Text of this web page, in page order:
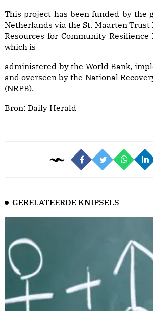
This project has been funded by the
Netherlands via the St. Maarten
Resources for Community Resilience
which is
administered by the World Bank,
and overseen by the National
(NRPB).
Bron: Daily Herald
GERELATEERDE KNIPSELS